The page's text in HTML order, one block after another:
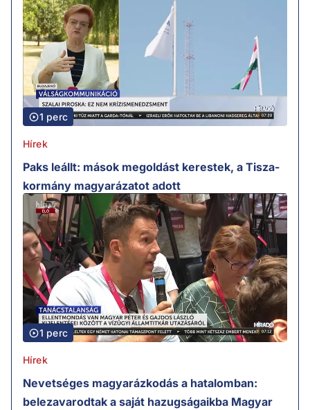
1 perc
Hírek
Paks leállt: mások megoldást kerestek, a Tisza-
kormány magyarázatot adott
1 perc
Hírek
Nevetséges magyarázkodás a hatalomban:
belezavarodtak a saját hazugságaikba Magyar